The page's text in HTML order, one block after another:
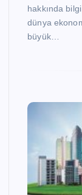
hakkında
dünya
büyük…